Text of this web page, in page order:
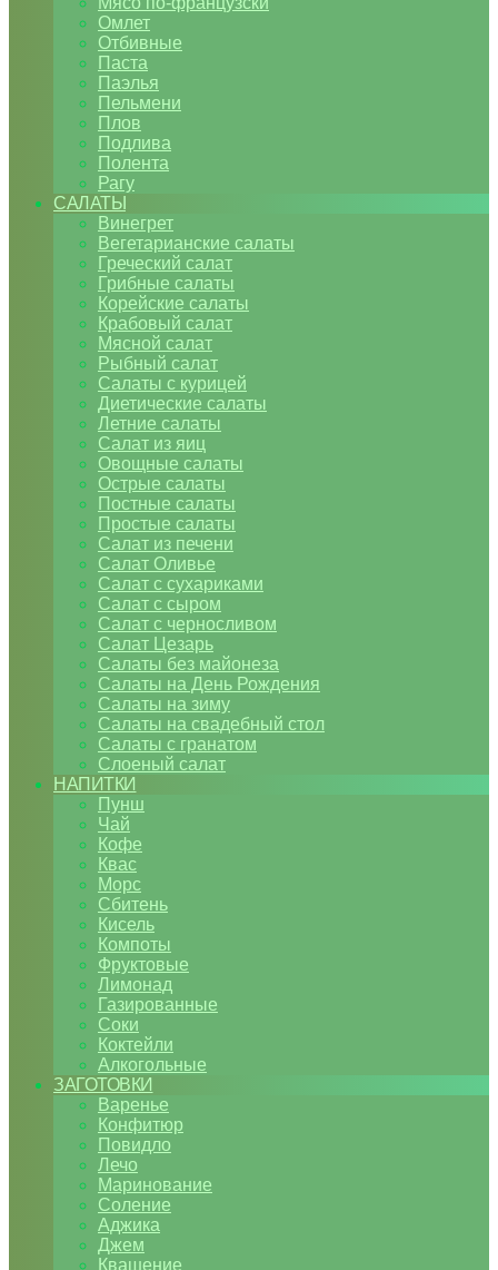
Омлет
Отбивные
Паста
Паэлья
Пельмени
Плов
Подлива
Полента
Рагу
САЛАТЫ
Винегрет
Вегетарианские салаты
Греческий салат
Грибные салаты
Корейские салаты
Крабовый салат
Мясной салат
Рыбный салат
Салаты с курицей
Диетические салаты
Летние салаты
Салат из яиц
Овощные салаты
Острые салаты
Постные салаты
Простые салаты
Салат из печени
Салат Оливье
Салат с сухариками
Салат с сыром
Салат с черносливом
Салат Цезарь
Салаты без майонеза
Салаты на День Рождения
Салаты на зиму
Салаты на свадебный стол
Салаты с гранатом
Слоеный салат
НАПИТКИ
Пунш
Чай
Кофе
Квас
Морс
Сбитень
Кисель
Компоты
Фруктовые
Лимонад
Газированные
Соки
Коктейли
Алкогольные
ЗАГОТОВКИ
Варенье
Конфитюр
Повидло
Лечо
Маринование
Соление
Аджика
Джем
Квашение